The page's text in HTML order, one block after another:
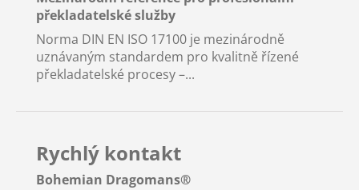
překladatelské služby
Norma DIN EN ISO 17100 je mezinárodně
uznávaným standardem pro kvalitně řízené
překladatelské procesy –...
Rychlý kontakt
Bohemian Dragomans®